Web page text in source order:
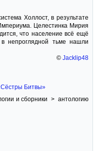
Холлост, в результате
Целестинка Мирия
что население всё ещё
непроглядной тьме нашли
© Jacklip48
Битвы»
и сборники > антологию